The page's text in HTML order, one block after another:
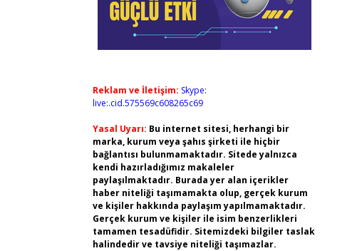
Reklam ve İletişim: Skype:
live:.cid.575569c608265c69
Yasal Uyarı: Bu internet sitesi, herhangi bir
marka, kurum veya şahıs şirketi ile hiçbir
bağlantısı bulunmamaktadır. Sitede yalnızca
kendi hazırladığımız makaleler
paylaşılmaktadır. Burada yer alan içerikler
haber niteliği taşımamakta olup, gerçek kurum
ve kişiler hakkında paylaşım yapılmamaktadır.
Gerçek kurum ve kişiler ile isim benzerlikleri
tamamen tesadüfidir. Sitemizdeki bilgiler taslak
halindedir ve tavsiye niteliği taşımazlar.